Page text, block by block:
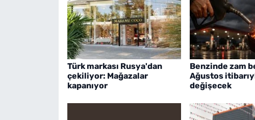
Türk markası Rusya'dan
çekiliyor: Mağazalar
kapanıyor
Benzinde zam
Ağustos
değişecek